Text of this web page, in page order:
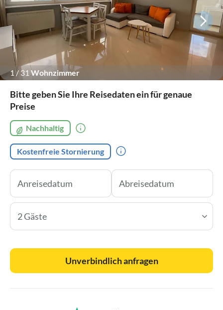
1 / 31 Wohnzimmer
Bitte geben Sie Ihre Reisedaten ein für genaue
Preise
Nachhaltig
Kostenfreie Stornierung
2 Gäste
Unverbindlich anfragen